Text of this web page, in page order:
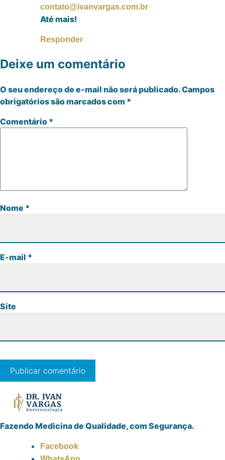
contato@ivanvargas.com.br
Até mais!
Responder
Deixe um comentário
O seu endereço de e-mail não será publicado.Campos
obrigatórios são marcados com *
Comentário *
Nome *
E-mail *
Site
Fazendo Medicina de Qualidade, com Segurança.
Facebook